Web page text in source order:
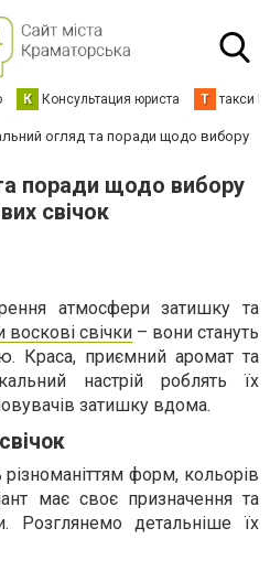
К Консультация юриста Т такси
огляд та поради щодо вибору
поради щодо вибору
свічок
атмосфери затишку та
воскові свічки – вони стануть
Краса, приємний аромат та
настрій роблять їх
затишку вдома.
форм, кольорів
має своє призначення та
Розглянемо детальніше їх